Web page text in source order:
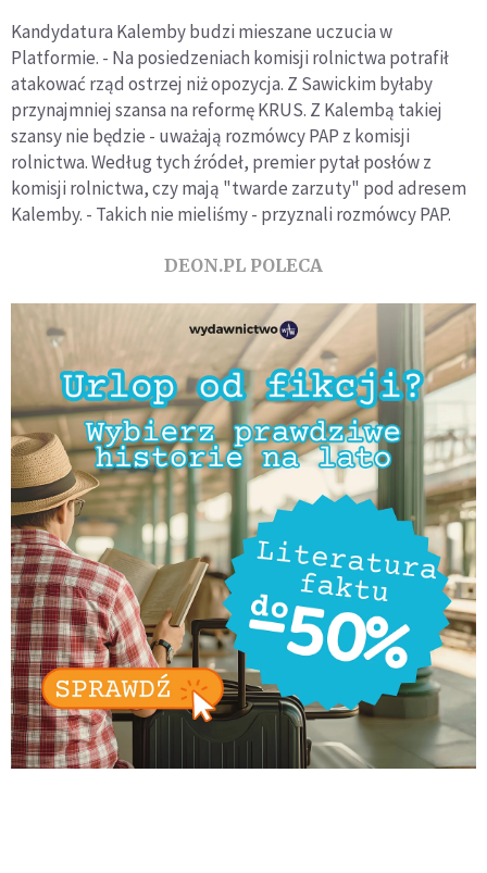
Kandydatura Kalemby budzi mieszane uczucia w
Platformie. - Na posiedzeniach komisji rolnictwa potrafił
atakować rząd ostrzej niż opozycja. Z Sawickim byłaby
przynajmniej szansa na reformę KRUS. Z Kalembą takiej
szansy nie będzie - uważają rozmówcy PAP z komisji
rolnictwa. Według tych źródeł, premier pytał posłów z
komisji rolnictwa, czy mają "twarde zarzuty" pod adresem
Kalemby. - Takich nie mieliśmy - przyznali rozmówcy PAP.
DEON.PL POLECA